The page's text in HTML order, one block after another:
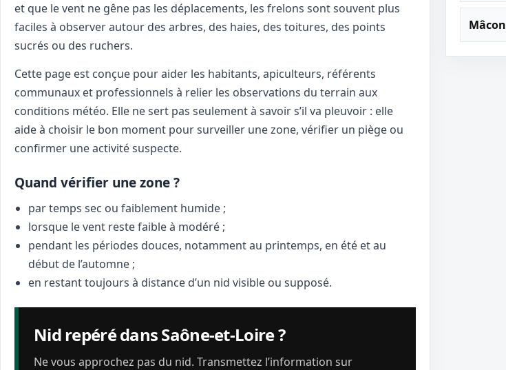
et que le vent ne gêne pas les déplacements, les frelons sont souvent plus
faciles à observer autour des arbres, des haies, des toitures, des points
sucrés ou des ruchers.
Cette page est conçue pour aider les habitants, apiculteurs, référents
communaux et professionnels à relier les observations du terrain aux
conditions météo. Elle ne sert pas seulement à savoir s’il va pleuvoir : elle
aide à choisir le bon moment pour surveiller une zone, vérifier un piège ou
confirmer une activité suspecte.
Quand vérifier une zone ?
par temps sec ou faiblement humide ;
lorsque le vent reste faible à modéré ;
pendant les périodes douces, notamment au printemps, en été et au
début de l’automne ;
en restant toujours à distance d’un nid visible ou supposé.
Nid repéré dans Saône-et-Loire ?
Ne vous approchez pas du nid. Transmettez l’information sur
Mâcon